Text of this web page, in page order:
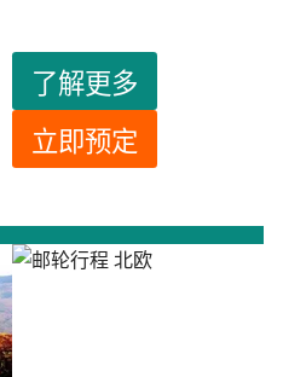
了解更多
立即预定